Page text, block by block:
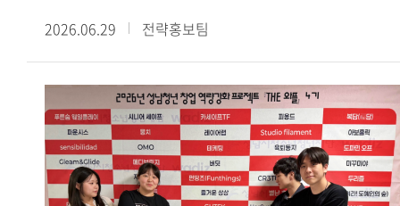
가능성을 피부로 체감한 계기였습니다. 이후 GTEP을 통해
현재는 한국에서 무슬림이 편하게 생활하도록 돕는
라이프스타일 앱을 개발하는 스타트업을 창업했습니다. 국내에
거주하는 무슬림은 전국에 흩어져있는데 이들이 편리하게
쇼핑을 하고 커뮤니티를 이어갈 수 있는 서비스를 제공하려
합니다. 앱은 7월경 출시를 목표로 하고 있습니다. 이처럼 제가
점에서 의미가 있다. 학생들이 대학에서 쌓은 전공 역량과
창의적 사고를 지역사회 문제 해결에 적용하며 정책 기획
능력과 현장 실무 역량을 보여줬다는 평가다.한편,
용인특례시는 현장 적용 가능성이 높은 우수 정책을 관련
사업과 연계해 실증하고, 검토 결과를 바탕으로 실제 정책에
반영할 계획이다. 이를 통해 청년들이 제안한 아이디어가
지역사회의 변화를 이끄는 실질적인 정책으로 발전할 수
성적을 거두었다.이번 대회는 한국대학펜싱연맹이 주최하고
제천시와 제천시체육회가 후원한 전국 규모의 대회로, 전국
38개 대학 선수부와 40개 대학 동아리부 등 총 647명이
참가했다. 우리 대학에서는 선수 29명이 출전해 뛰어난 기량과
팀워크를 바탕으로 여러 종목에서 입상하며 우수한 경쟁력을
보여주었다.여자 플뢰레 단체전에서는 김지성(영미문학 문화
22), 최예진(체코 슬로바키아 22), Hortense(국제학 23), 김은
(영미문학 문화 23) 학생이 팀을 이뤄 우승을 차지했다.
2026.06.29 전략홍보팀